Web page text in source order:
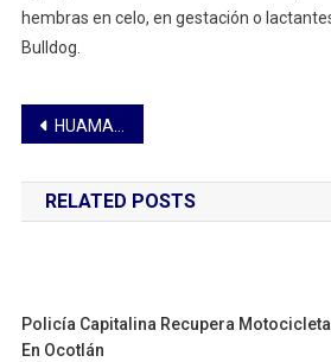
hembras en celo, en gestación o
Bulldog.
Navegación
de
entradas
HUAMANTLA ES TODA UNA EXPERIENCIA QUE NO TE PUEDES PERDER: SALVADOR SANTOS CEDILLO
RELATED POSTS
Policía Capitalina Recupera
En Ocotlán